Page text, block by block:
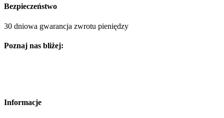
Bezpieczeństwo
30 dniowa gwarancja zwrotu pieniędzy
Poznaj nas bliżej:
Informacje